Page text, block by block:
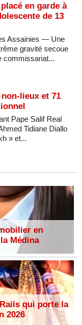
en garde à
de 13
Assainies — Une
gravité secoue
commissariat...
lieux et 71
Pape Salif Real
Tidiane Diallo
» et...
en
Médina
qui porte la
2026